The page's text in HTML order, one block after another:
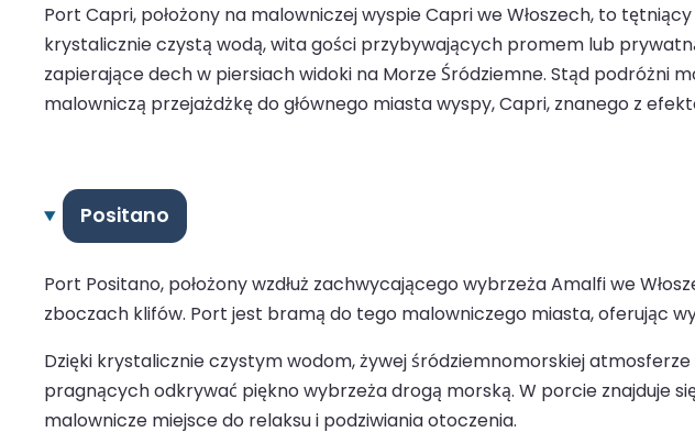
Port Capri, położony na malowniczej wyspie Capri we Włoszech, to
krystalicznie czystą wodą, wita gości przybywających promem lub
zapierające dech w piersiach widoki na Morze Śródziemne. Stąd podróżni
malowniczą przejażdżkę do głównego miasta wyspy, Capri, znanego z
Positano
Port Positano, położony wzdłuż zachwycającego wybrzeża Amalfi we
zboczach klifów. Port jest bramą do tego malowniczego miasta, oferując
Dzięki krystalicznie czystym wodom, żywej śródziemnomorskiej
pragnących odkrywać piękno wybrzeża drogą morską. W porcie znajduje
malownicze miejsce do relaksu i podziwiania otoczenia.